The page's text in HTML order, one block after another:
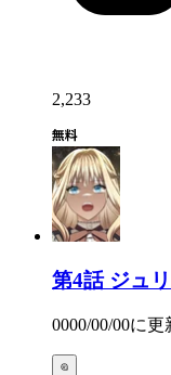
2,233
第4話 ジュ
0000/00/00に更